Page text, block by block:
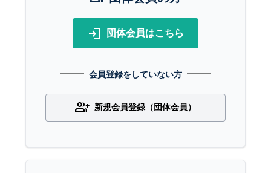
login 団体会員はこちら
会員登録をしていない方
group_add 新規会員登録（団体会員）